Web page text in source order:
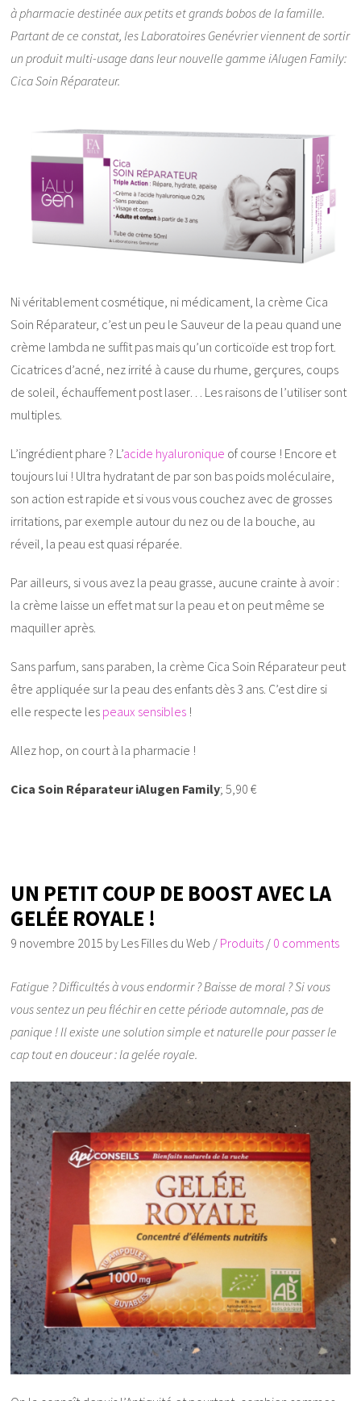
à pharmacie destinée aux petits et grands bobos de la famille.
Partant de ce constat, les Laboratoires Genévrier viennent de sortir
un produit multi-usage dans leur nouvelle gamme iAlugen Family:
Cica Soin Réparateur.
Ni véritablement cosmétique, ni médicament, la crème Cica
Soin Réparateur, c’est un peu le Sauveur de la peau quand une
crème lambda ne suffit pas mais qu’un corticoïde est trop fort.
Cicatrices d’acné, nez irrité à cause du rhume, gerçures, coups
de soleil, échauffement post laser… Les raisons de l’utiliser sont
multiples.
L’ingrédient phare ? L’acide hyaluronique of course ! Encore et
toujours lui ! Ultra hydratant de par son bas poids moléculaire,
son action est rapide et si vous vous couchez avec de grosses
irritations, par exemple autour du nez ou de la bouche, au
réveil, la peau est quasi réparée.
Par ailleurs, si vous avez la peau grasse, aucune crainte à avoir :
la crème laisse un effet mat sur la peau et on peut même se
maquiller après.
Sans parfum, sans paraben, la crème Cica Soin Réparateur peut
être appliquée sur la peau des enfants dès 3 ans. C’est dire si
elle respecte les peaux sensibles !
Allez hop, on court à la pharmacie !
Cica Soin Réparateur iAlugen Family; 5,90 €
UN PETIT COUP DE BOOST AVEC LA
GELÉE ROYALE !
9 novembre 2015 by Les Filles du Web / Produits / 0 comments
Fatigue ? Difficultés à vous endormir ? Baisse de moral ? Si vous
vous sentez un peu fléchir en cette période automnale, pas de
panique ! Il existe une solution simple et naturelle pour passer le
cap tout en douceur : la gelée royale.